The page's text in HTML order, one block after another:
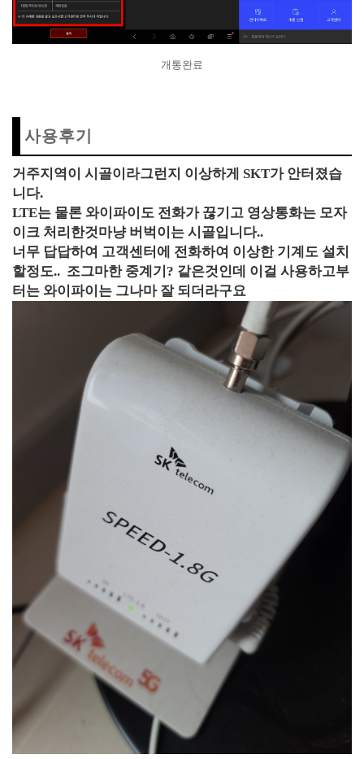
개통완료
사용후기
거주지역이 시골이라그런지 이상하게 SKT가 안터졌습
니다.
LTE는 물론 와이파이도 전화가 끊기고 영상통화는 모자
이크 처리한것마냥 버벅이는 시골입니다..
너무 답답하여 고객센터에 전화하여 이상한 기계도 설치
할정도.. 조그마한 중계기? 같은것인데 이걸 사용하고부
터는 와이파이는 그나마 잘 되더라구요